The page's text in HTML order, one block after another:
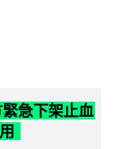
急下架止血